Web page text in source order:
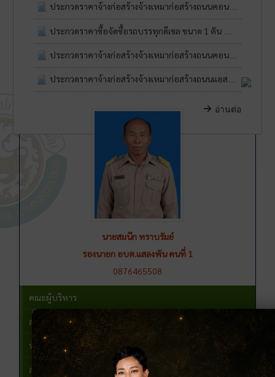
ประกวดราคาจ้างก่อสร้างจ้างเหมาก่อสร้างถนนคอนกรีตเสริมเหล็ก บ้านสี่เหลี่ยมเจริญ หมู่ที่ 10 ด้วยวิธีประกวดราคาอิเล็กทรอนิกส์ (e-bidding)
ประกวดราคาซื้อจัดซื้อรถบรรทุกดีเซล ขนาด 1 ตัน จำนวน 1 คัน ด้วยวิธีประกวดราคาอิเล็กทรอนิกส์ (e-bidding)
ประกวดราคาจ้างก่อสร้างจ้างเหมาก่อสร้างถนนคอนกรีตเสริมเหล็ก บ้านบุก้านตงพัฒนา หมู่ที่ 16 ด้วยวิธีประกวดราคาอิเล็กทรอนิกส์ (e-bidding)
ประกวดราคาจ้างก่อสร้างจ้างเหมาก่อสร้างถนนแอสฟัลท์ติกคอนกรีตสายทางบ้านหนองผักโพด หมู่ที่ 4 ด้วยวิธีประกวดราคาอิเล็กทรอนิกส์ (e-bidding)
อ่านต่อ
นายสมนึก ทราบรัมย์
รองนายก อบต.แสลงพัน คนที่ 1
0876465508
คณะผู้บริหาร
สมาชิกสภาองค์การ
หัวหน้าส่วนราชการ
สำนักปลัด